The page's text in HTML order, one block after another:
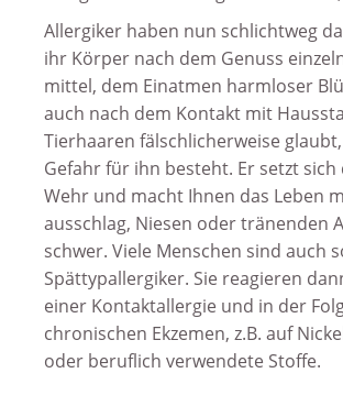
Allergiker haben nun schlichtweg
ihr Körper nach dem Genuss
mittel, dem Einatmen harmloser
auch nach dem Kontakt mit
Tierhaaren fälschlicherweise
Gefahr für ihn besteht. Er setzt sich
Wehr und macht Ihnen das Leben
ausschlag, Niesen oder tränenden
schwer. Viele Menschen sind auch
Spät­typ­allergiker. Sie reagieren
einer Kontaktallergie und in der
chronischen Ekzemen, z.B. auf
oder beruflich verwendete Stoffe.